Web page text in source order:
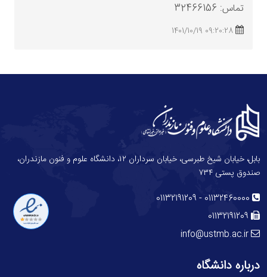
تماس: 32466156
09:20:28 1401/10/19
بابل، خیابان شیخ طبرسی، خیابان سرداران ۱۲، دانشگاه علوم و فنون مازندران،
صندوق پستی ۷۳۴
01132460000
-
01132191209
01132191209
info@ustmb.ac.ir
درباره دانشگاه